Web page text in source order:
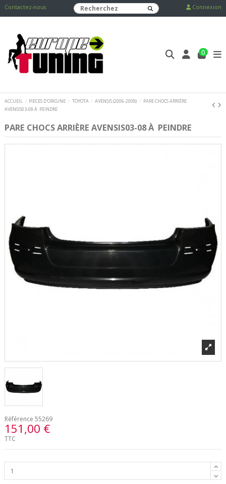
Contactez-nous Connexion
0
ACCUEIL PIECES D'ORIGINE TOYOTA AVENSIS (2006-2008)
PARE CHOCS ARRIÈRE
AVENSIS03-08 À PEINDRE
PARE CHOCS ARRIÈRE AVENSIS03-08 À PEINDRE
Référence 55269
151,00 €
TTC